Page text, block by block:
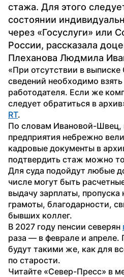
стажа. Для этого
состоянии
через «Госуслуги» или
России, рассказала
Плеханова Людмила
«При отсутствии в
сведений необходимо
работодателя. Если же
RT.
По словам Ивановой-Швец,
предприятия небрежно
кадровые документы в
подтвердить стаж можно
Для суда подойдут любые
числе могут быть
выдачу зарплаты, пропуска
грамоты, благодарности,
бывших коллег.
В 2027 году пенсии северян
раза — в феврале и
будут такими же, как для
по старости.
Читайте «Север-Пресс» в